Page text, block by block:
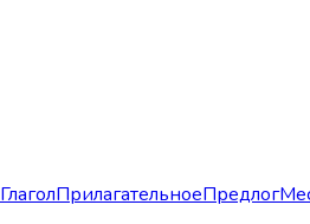
ГлаголПрилагательноеПредлог